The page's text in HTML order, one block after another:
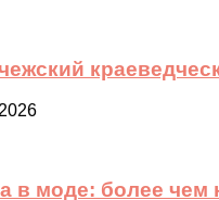
в моде: более чем